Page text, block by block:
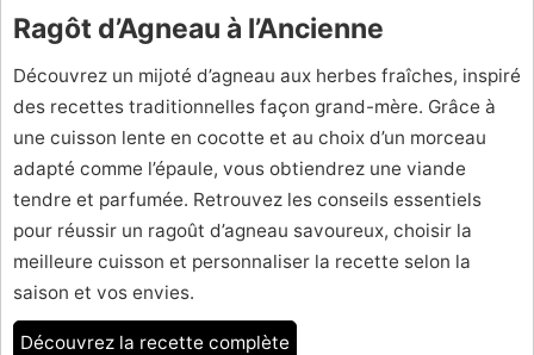
Ragôt d’Agneau à l’Ancienne
Découvrez un mijoté d’agneau aux herbes fraîches, inspiré
des recettes traditionnelles façon grand-mère. Grâce à
une cuisson lente en cocotte et au choix d’un morceau
adapté comme l’épaule, vous obtiendrez une viande
tendre et parfumée. Retrouvez les conseils essentiels
pour réussir un ragoût d’agneau savoureux, choisir la
meilleure cuisson et personnaliser la recette selon la
saison et vos envies.
Découvrez la recette complète